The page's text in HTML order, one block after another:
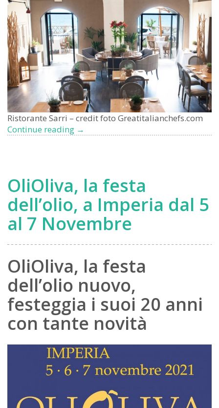
Ristorante Sarri – credit foto Greatitalianchefs.com
Continue reading Imperia:
ristoranti
→
OliOliva, la festa
dell’olio, a Imperia dal 5
al 7 Novembre
OliOliva, la festa
dell’olio nuovo,
festeggia i suoi 20 anni
con tante novità